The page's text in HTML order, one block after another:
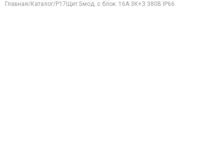
Главная/Каталог/P17Щит.5мод. с блок. 16А 3К+З 380В IP66